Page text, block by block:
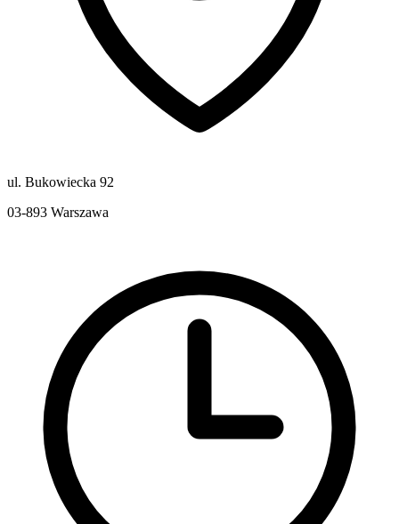
ul. Bukowiecka 92
03-893 Warszawa